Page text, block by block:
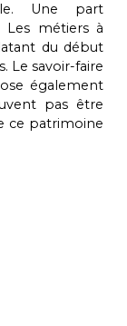
Une part
métiers à
du début
Le savoir-faire
également
pas être
ce patrimoine